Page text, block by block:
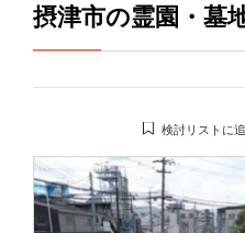
摂津市の霊園・墓
検討リストに